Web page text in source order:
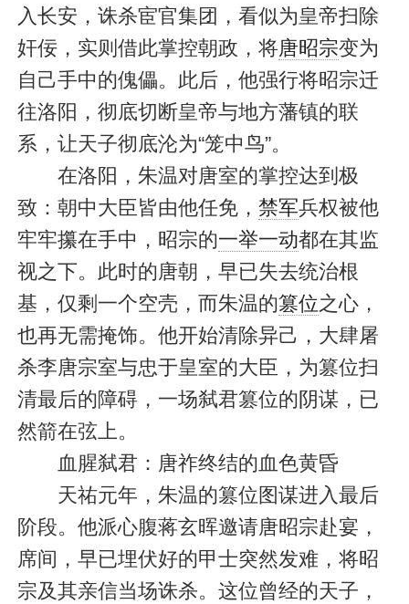
入长安，诛杀宦官集团，看似为皇帝扫除
奸佞，实则借此掌控朝政，将唐昭宗变为
自己手中的傀儡。此后，他强行将昭宗迁
往洛阳，彻底切断皇帝与地方藩镇的联
系，让天子彻底沦为“笼中鸟”。
在洛阳，朱温对唐室的掌控达到极
致：朝中大臣皆由他任免， 禁军兵权被他
牢牢攥在手中，昭宗的一举一动都在其监
视之下。此时的唐朝，早已失去统治根
基，仅剩一个空壳，而朱温的篡位之心，
也再无需掩饰。他开始清除异己，大肆屠
杀李唐宗室与忠于皇室的大臣，为篡位扫
清最后的障碍，一场弑君篡位的阴谋，已
然箭在弦上。
血腥弑君：唐祚终结的血色黄昏
天祐元年，朱温的篡位图谋进入最后
阶段。他派心腹蒋玄晖邀请唐昭宗赴宴，
席间，早已埋伏好的甲士突然发难，将昭
宗及其亲信当场诛杀。这位曾经的天子，